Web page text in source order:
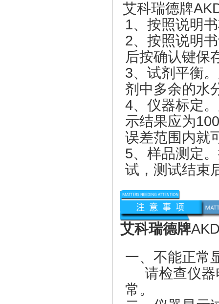
艾科瑞德牌
1、按照说明
2、按照说明
后按确认键保
3、试剂平衡
剂中多余的水
4、仪器标定
示结果应为
误差范围内就
5、样品测定
试，测试结束
艾科瑞德牌
一、不能正常
请检查仪器
常。